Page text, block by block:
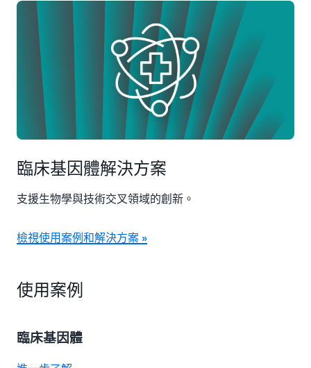
臨床基因體解決方案
支援生物學與技術交叉領域的創新。
檢視使用案例和解決方案 »
使用案例
臨床基因體